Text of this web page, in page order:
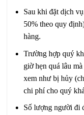
Sau khi đặt dịch
50% theo quy
hàng.
Trường hợp quý
giờ hẹn quá lâu
xem như bị hủy
chi phí cho quý
Số lượng người đi